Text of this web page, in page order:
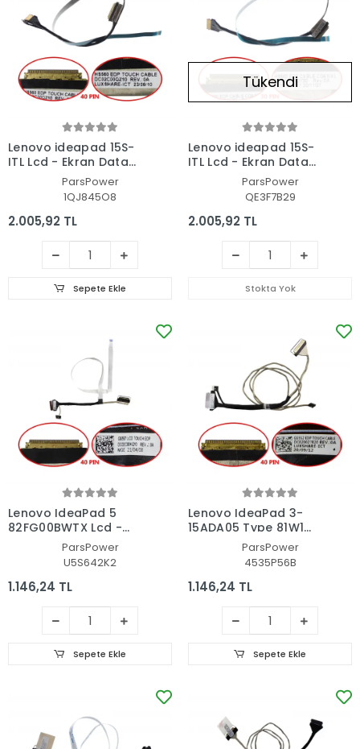
Lenovo ideapad 15S-
ITL Lcd - Ekran Data
Flex KablosuParsPower
1QJ845O8
2.005,92 TL
Sepete Ekle
Tükendi
Lenovo ideapad 15S-
ITL Lcd - Ekran Data
Flex KablosuParsPower
QE3F7B29
2.005,92 TL
Stokta Yok
Lenovo IdeaPad 5
82FG00BWTX Lcd -
Ekran Data Flex Kablo
ParsPower
U5S642K2
1.146,24 TL
Sepete Ekle
Lenovo IdeaPad 3-
15ADA05 Type 81W1
Lcd - Ekran Data Flex
ParsPower
4535P56B
1.146,24 TL
Sepete Ekle